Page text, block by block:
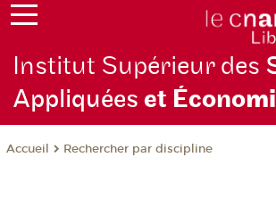
Institut Supérieur des
Appliquéeset Écono
Accueil Rechercher par discipline